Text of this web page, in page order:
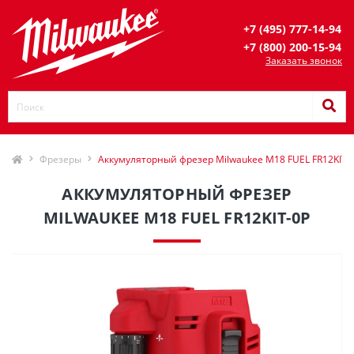
+7 (495) 777-14-94
+7 (800) 200-15-94
Заказать звонок
Фрезеры Аккумуляторный фрезер Milwaukee M18 FUEL FR12KIT-
АККУМУЛЯТОРНЫЙ ФРЕЗЕР
MILWAUKEE M18 FUEL FR12KIT-0P